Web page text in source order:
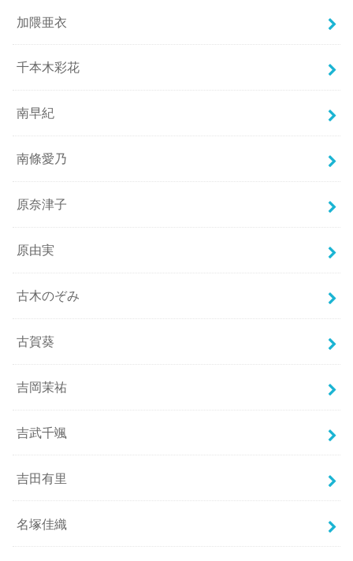
加隈亜衣
千本木彩花
南早紀
南條愛乃
原奈津子
原由実
古木のぞみ
古賀葵
吉岡茉祐
吉武千颯
吉田有里
名塚佳織